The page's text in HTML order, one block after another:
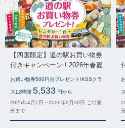
【四国限定】道の駅お買い物券
付きキャンペーン ! 2026年春夏
お買い物券500円分プレゼント!KSSクラ
ス12時間 5,533 円から
2026年4月1日～2026年9月30日 ご出発
分まで